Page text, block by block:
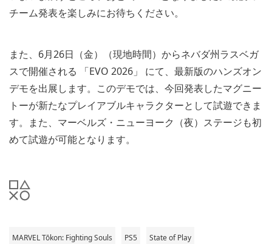
チーム発表を楽しみにお待ちください。
また、6月26日（金）（現地時間）からネバダ州ラスベガ
スで開催される 「EVO 2026」 にて、最新版のハンズオン
デモを出展します。このデモでは、今回発表したマグニー
トーが新たなプレイアブルキャラクターとして試遊できま
す。また、マーベルズ・ニューヨーク（夜）ステージも初
めて試遊が可能となります。
MARVEL Tōkon: Fighting Souls PS5 State of Play